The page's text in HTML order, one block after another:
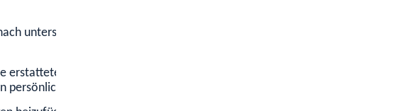
unterschiedlichen Deliktgruppen unterschieden. Um eine möglichst
Anzeige kann es erforderlich sein, Sie im Rahmen der weiteren
eine Zeugenvernehmung durchführen zu können.